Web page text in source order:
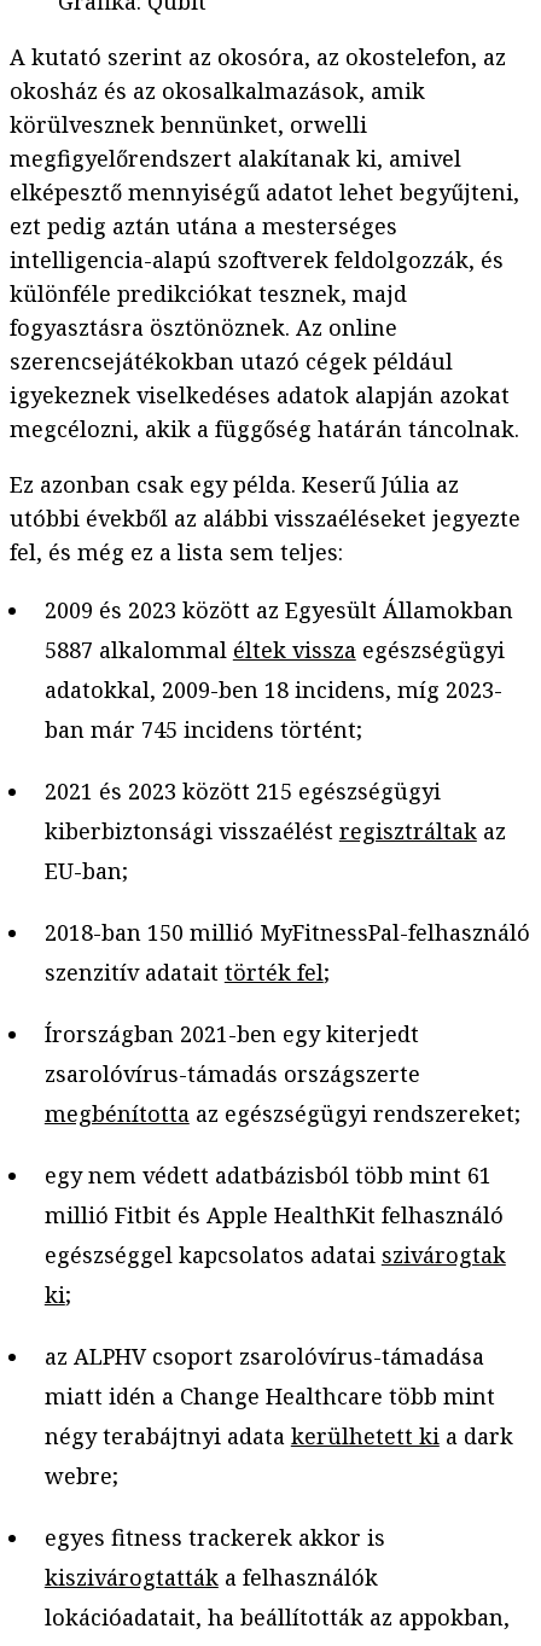
A kutató szerint az okosóra, az okostelefon, az
okosház és az okosalkalmazások, amik
körülvesznek bennünket, orwelli
megfigyelőrendszert alakítanak ki, amivel
elképesztő mennyiségű adatot lehet begyűjteni,
ezt pedig aztán utána a mesterséges
intelligencia-alapú szoftverek feldolgozzák, és
különféle predikciókat tesznek, majd
fogyasztásra ösztönöznek. Az online
szerencsejátékokban utazó cégek például
igyekeznek viselkedéses adatok alapján azokat
megcélozni, akik a függőség határán táncolnak.
Ez azonban csak egy példa. Keserű Júlia az
utóbbi évekből az alábbi visszaéléseket jegyezte
fel, és még ez a lista sem teljes:
2009 és 2023 között az Egyesült Államokban
5887 alkalommal éltek visszaegészségügyi
adatokkal, 2009-ben 18 incidens, míg 2023-
ban már 745 incidens történt;
2021 és 2023 között 215 egészségügyi
kiberbiztonsági visszaélést regisztráltakaz
EU-ban;
2018-ban 150 millió MyFitnessPal-felhasználó
szenzitív adatait törték fel;
Írországban 2021-ben egy kiterjedt
zsarolóvírus-támadás országszerte
megbénítottaaz egészségügyi rendszereket;
egy nem védett adatbázisból több mint 61
millió Fitbit és Apple HealthKit felhasználó
egészséggel kapcsolatos adatai szivárogtak
ki;
az ALPHV csoport zsarolóvírus-támadása
miatt idén a Change Healthcare több mint
négy terabájtnyi adata kerülhetett kia dark
webre;
egyes fitness trackerek akkor is
kiszivárogtattáka felhasználók
lokációadatait, ha beállították az appokban,